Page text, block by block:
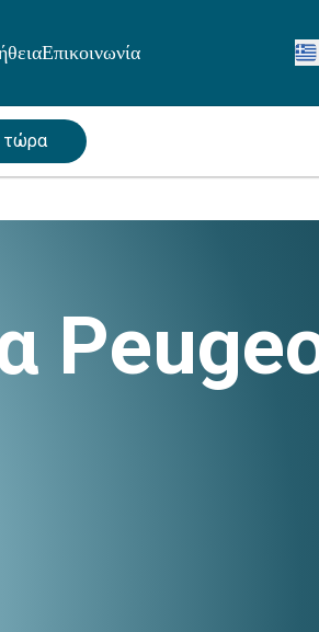
Επικοινωνία
τώρα